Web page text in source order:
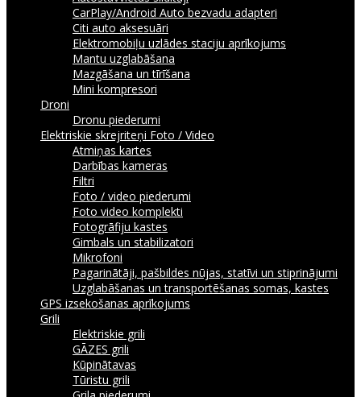
CarPlay/Android Auto bezvadu adapteri
Citi auto aksesuāri
Elektromobiļu uzlādes staciju aprīkojums
Mantu uzglabāšana
Mazgāšana un tīrīšana
Mini kompresori
Droni
Dronu piederumi
Elektriskie skrejriteņi Foto / Video
Atmiņas kartes
Darbības kameras
Filtri
Foto / video piederumi
Foto video komplekti
Fotogrāfiju kastes
Gimbals un stabilizatori
Mikrofoni
Pagarinātāji, pašbildes nūjas, statīvi un stiprinājumi
Uzglabāšanas un transportēšanas somas, kastes
GPS izsekošanas aprīkojums
Grili
Elektriskie grili
GĀZES grili
Kūpinātavas
Tūristu grili